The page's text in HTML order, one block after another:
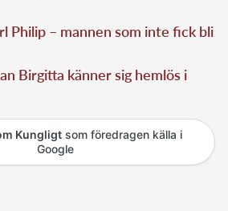
Philip – mannen som inte fick bli
Birgitta känner sig hemlös i
Kungligtsom föredragen källa i
Google